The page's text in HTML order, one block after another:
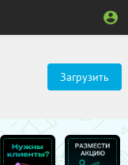
Загрузить